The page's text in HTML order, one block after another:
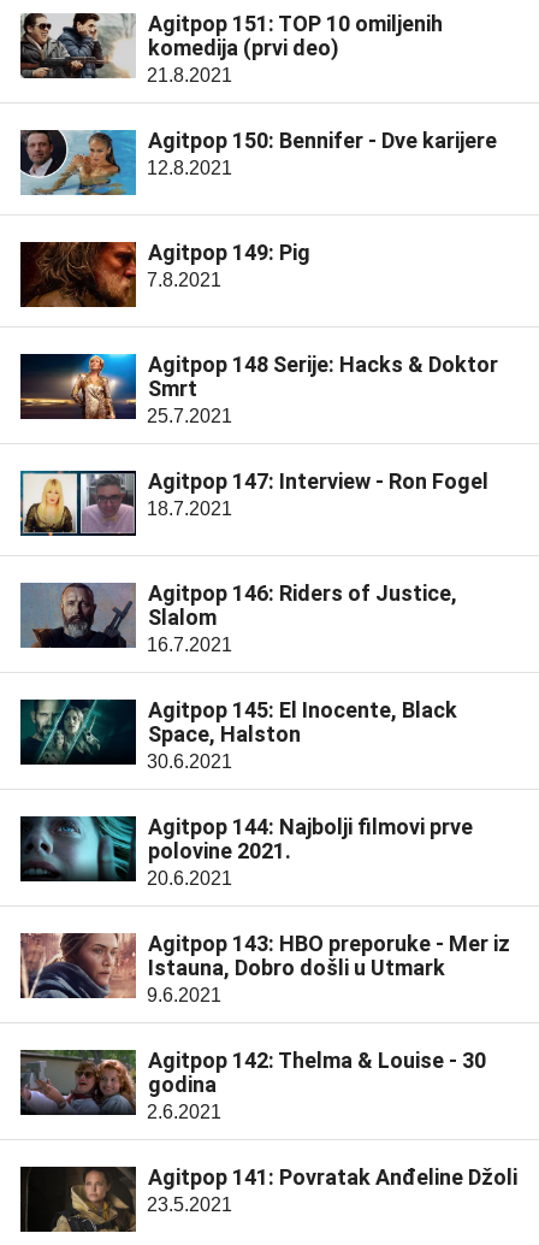
Agitpop 151: TOP 10 omiljenih
komedija (prvi deo)
21.8.2021
Agitpop 150: Bennifer - Dve karijere
12.8.2021
Agitpop 149: Pig
7.8.2021
Agitpop 148 Serije: Hacks & Doktor
Smrt
25.7.2021
Agitpop 147: Interview - Ron Fogel
18.7.2021
Agitpop 146: Riders of Justice,
Slalom
16.7.2021
Agitpop 145: El Inocente, Black
Space, Halston
30.6.2021
Agitpop 144: Najbolji filmovi prve
polovine 2021.
20.6.2021
Agitpop 143: HBO preporuke - Mer iz
Istauna, Dobro došli u Utmark
9.6.2021
Agitpop 142: Thelma & Louise - 30
godina
2.6.2021
Agitpop 141: Povratak Anđeline Džoli
23.5.2021